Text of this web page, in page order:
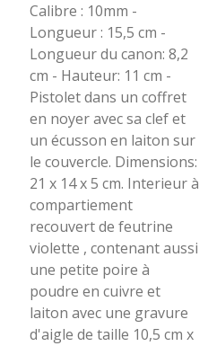
Calibre : 10mm -
Longueur : 15,5 cm -
Longueur du canon: 8,2
cm - Hauteur: 11 cm -
Pistolet dans un coffret
en noyer avec sa clef et
un écusson en laiton sur
le couvercle. Dimensions:
21 x 14 x 5 cm. Interieur à
compartiement
recouvert de feutrine
violette , contenant aussi
une petite poire à
poudre en cuivre et
laiton avec une gravure
d'aigle de taille 10,5 cm x